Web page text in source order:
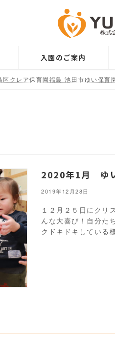
入園のご案内
クレア保育園福島 池田市ゆい保
2020年1月 ゆ
2019年12月28日
１２月２５日にクリ
んな大喜び！自分た
クドキドキしている